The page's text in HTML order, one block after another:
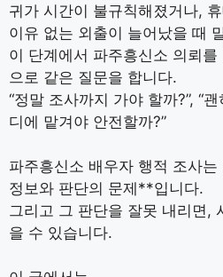
귀가 시간이 불규칙해졌거나,
이유 없는 외출이 늘어났을 때
이 단계에서 파주흥신소 의뢰
으로 같은 질문을 합니다.
“정말 조사까지 가야 할까?”, “
디에 맡겨야 안전할까?”
파주흥신소 배우자 행적 조사
정보와 판단의 문제**입니다.
그리고 그 판단을 잘못 내리면,
을 수 있습니다.